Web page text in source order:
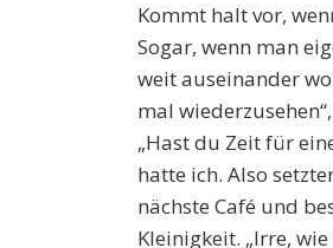
Kommt halt vor,
Sogar, wenn man
weit auseinander
mal
„Hast du Zeit für
hatte ich. Also
nächste Café und
Kleinigkeit. „Irre,